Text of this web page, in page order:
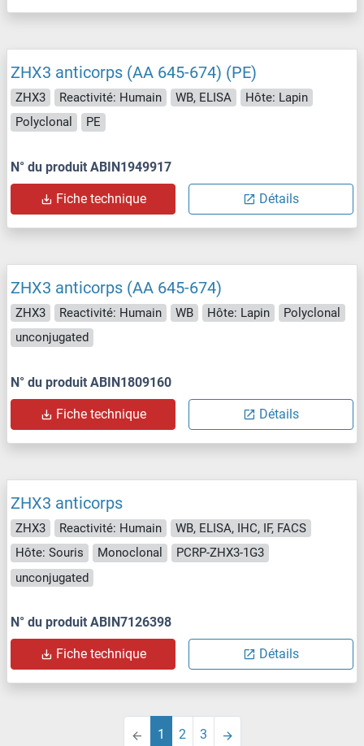
ZHX3 anticorps (AA 645-674) (PE)
ZHX3 Reactivité: Humain WB, ELISA
Hôte: Lapin
Polyclonal
PE
N° du produit ABIN1949917
Fiche technique Détails
ZHX3 anticorps (AA 645-674)
ZHX3 Reactivité: Humain WB Hôte: Lapin
Polyclonal
unconjugated
N° du produit ABIN1809160
Fiche technique Détails
ZHX3 anticorps
ZHX3 Reactivité: Humain
WB, ELISA, IHC, IF, FACS
Hôte: Souris
Monoclonal
PCRP-ZHX3-1G3
unconjugated
N° du produit ABIN7126398
Fiche technique Détails
1 2 3